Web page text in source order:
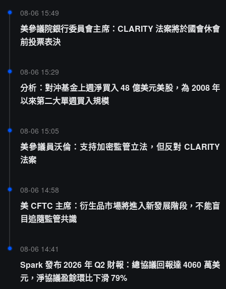
08-06 15:49
美參議院銀行委員會主席：CLARITY 法案將於國會休會
前投票表決
08-06 15:29
分析：對沖基金上週淨買入 48 億美元美股，為 2008 年
以來第二大單週買入規模
08-06 15:05
美參議員沃倫：支持加密監管立法，但反對 CLARITY
法案
08-06 14:58
美 CFTC 主席：衍生品市場將進入新發展階段，不能盲
目追隨監管共識
08-06 14:41
Spark 發布 2026 年 Q2 財報：總協議回報達 4060 萬美
元，淨協議盈餘環比下滑 79%